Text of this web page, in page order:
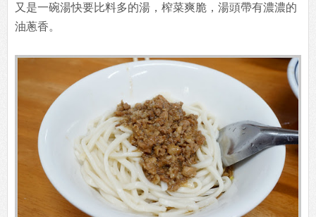
又是一碗湯快要比料多的湯，榨菜爽脆，湯頭帶有濃濃的
油蔥香。